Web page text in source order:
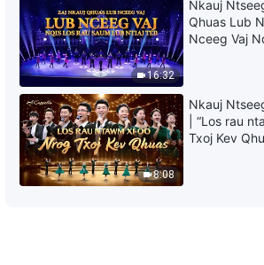
16:32
Nkauj
Qhuas Lub
Nceeg Vaj
8:08
Nkauj
| “Los rau
Txoj Kev